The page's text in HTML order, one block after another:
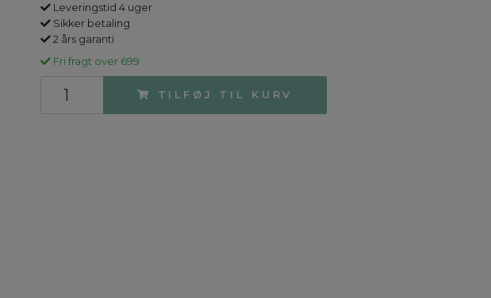
Leveringstid 4 uger
Sikker betaling
2 års garanti
Fri fragt over 699
TILFØJ TIL KURV